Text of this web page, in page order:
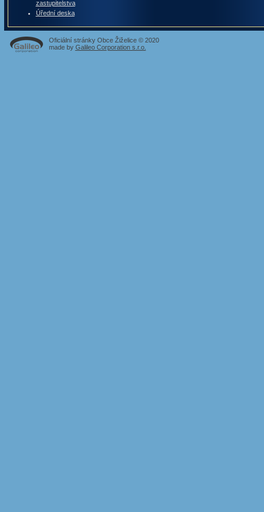
zastupitelstva
Úřední deska
Oficiální stránky Obce Žiželice © 2020
made by Galileo Corporation s.r.o.